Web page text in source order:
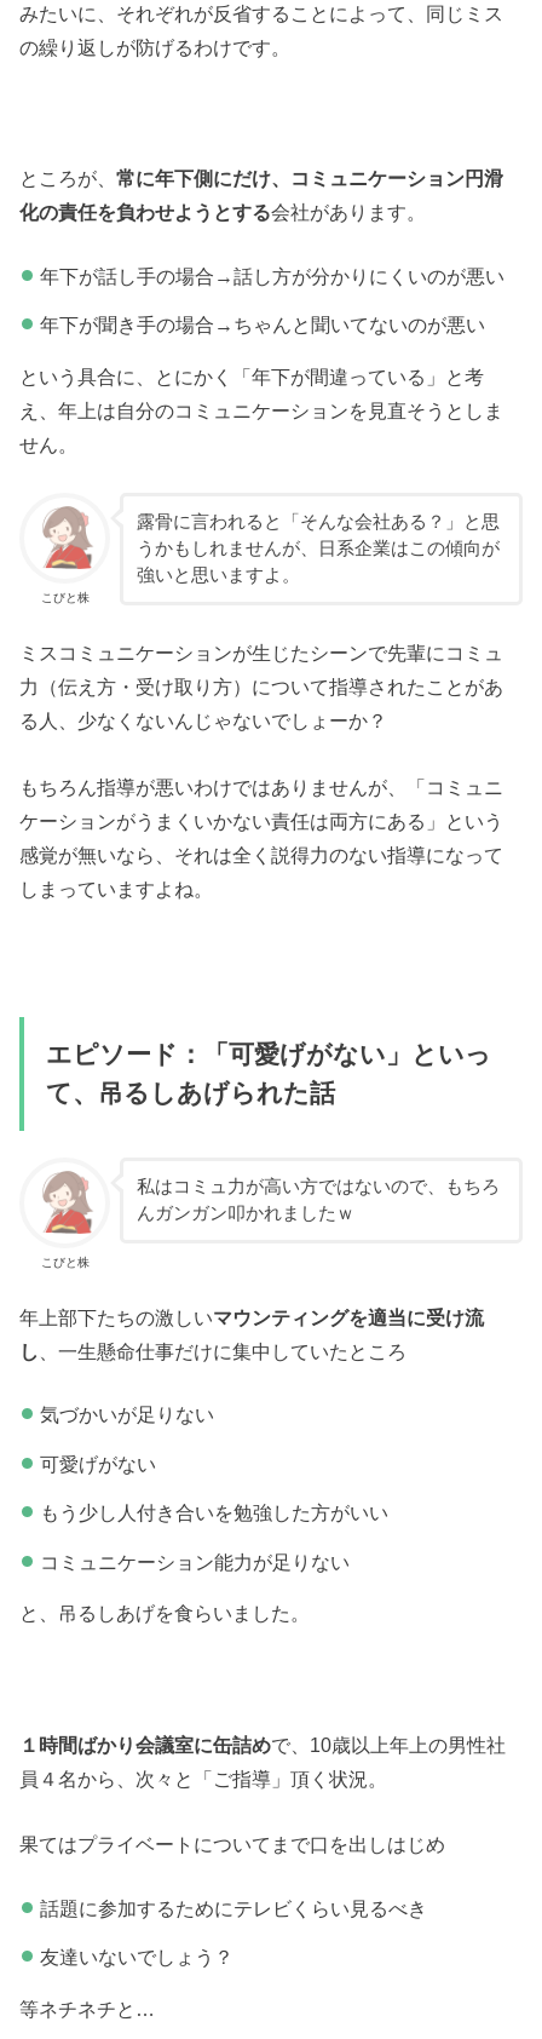
みたいに、それぞれが反省することによって、同じミス
の繰り返しが防げるわけです。
ところが、常に年下側にだけ、コミュニケーション円滑
化の責任を負わせようとする会社があります。
年下が話し手の場合→話し方が分かりにくいのが悪い
年下が聞き手の場合→ちゃんと聞いてないのが悪い
という具合に、とにかく「年下が間違っている」と考
え、年上は自分のコミュニケーションを見直そうとしま
せん。
こびと株
露骨に言われると「そんな会社ある？」と思
うかもしれませんが、日系企業はこの傾向が
強いと思いますよ。
ミスコミュニケーションが生じたシーンで先輩にコミュ
力（伝え方・受け取り方）について指導されたことがあ
る人、少なくないんじゃないでしょーか？
もちろん指導が悪いわけではありませんが、「コミュニ
ケーションがうまくいかない責任は両方にある」という
感覚が無いなら、それは全く説得力のない指導になって
しまっていますよね。
エピソード：「可愛げがない」といっ
て、吊るしあげられた話
こびと株
私はコミュ力が高い方ではないので、もちろ
んガンガン叩かれましたｗ
年上部下たちの激しいマウンティングを適当に受け流
し
、一生懸命仕事だけに集中していたところ
気づかいが足りない
可愛げがない
もう少し人付き合いを勉強した方がいい
コミュニケーション能力が足りない
と、吊るしあげを食らいました。
１時間ばかり会議室に缶詰めで、10歳以上年上の男性社
員４名から、次々と「ご指導」頂く状況。
果てはプライベートについてまで口を出しはじめ
話題に参加するためにテレビくらい見るべき
友達いないでしょう？
等ネチネチと…